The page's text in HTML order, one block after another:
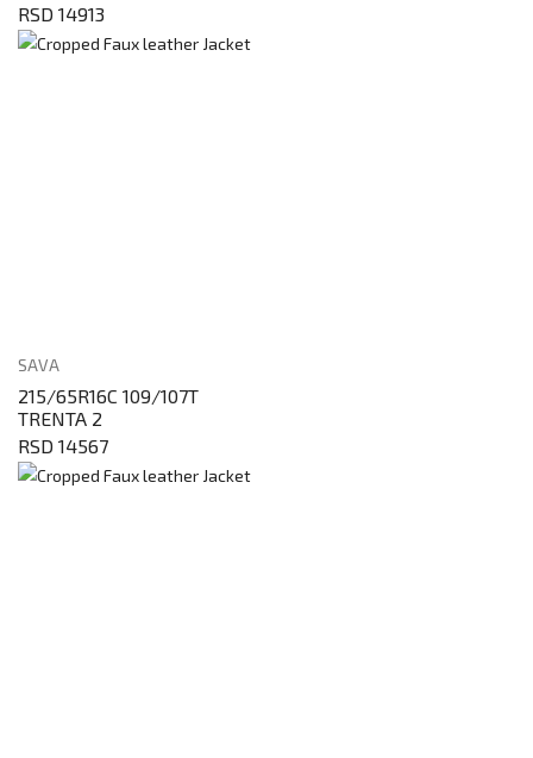
RSD 14913
SAVA
215/65R16C 109/107T
TRENTA 2
RSD 14567